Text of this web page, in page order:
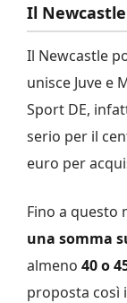
Il
Il Newcastle
unisce Juve e
Sport DE,
serio per il
euro per
Fino a questo
una somma
almeno 40 o
proposta così